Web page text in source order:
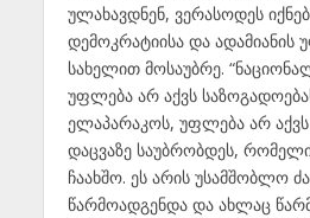
ულახავდნენ, ვერასოდეს
დემოკრატიისა და ადამიანის
სახელით მოსაუბრე.
უფლება არ აქვს
ელაპარაკოს, უფლება არ
დაცვაზე საუბრობდეს,
ჩაახშო. ეს არის უსამშობლო
წარმოადგენდა და ახლაც